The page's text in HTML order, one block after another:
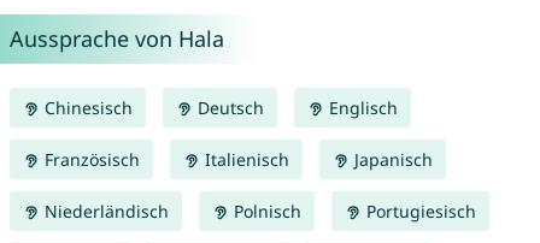
Aussprache von Hala
Chinesisch Deutsch Englisch
Französisch Italienisch Japanisch
Niederländisch Polnisch Portugiesisch